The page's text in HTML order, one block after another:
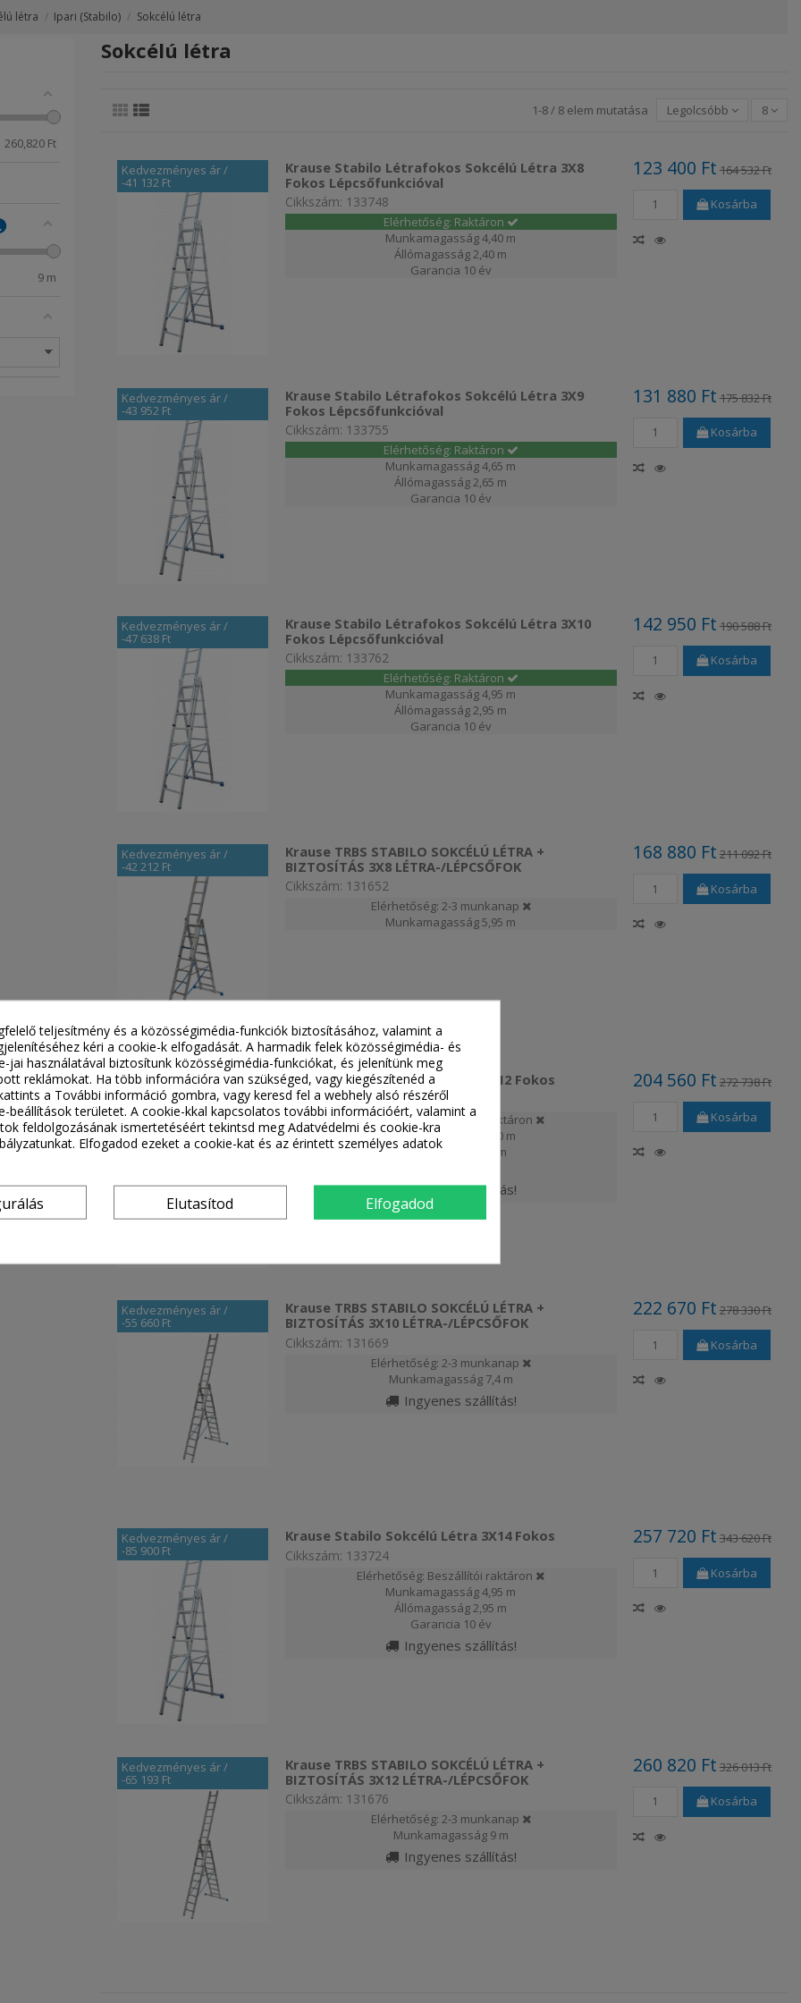
létra Ipari (Stabilo) Sokcélú létra
Sokcélú létra
1-8 / 8 elem mutatása Legolcsóbb 8
Kedvezményes ár/
-41 132 Ft
Krause Stabilo Létrafokos Sokcélú Létra 3X8
Fokos Lépcsőfunkcióval
Cikkszám: 133748
Elérhetőség: Raktáron
Munkamagasság4,40 m
Állómagasság2,40 m
Garancia 10 év
123 400 Ft 164 532 Ft
Kosárba
Kedvezményes ár/
-43 952 Ft
Krause Stabilo Létrafokos Sokcélú Létra 3X9
Fokos Lépcsőfunkcióval
Cikkszám: 133755
Elérhetőség: Raktáron
Munkamagasság4,65 m
Állómagasság2,65 m
Garancia 10 év
131 880 Ft 175 832 Ft
Kosárba
Kedvezményes ár/
-47 638 Ft
Krause Stabilo Létrafokos Sokcélú Létra 3X10
Fokos Lépcsőfunkcióval
Cikkszám: 133762
Elérhetőség: Raktáron
Munkamagasság4,95 m
Állómagasság2,95 m
Garancia 10 év
142 950 Ft 190 588 Ft
Kosárba
Kedvezményes ár/
-42 212 Ft
Krause TRBS STABILO SOKCÉLÚ LÉTRA +
BIZTOSÍTÁS 3X8 LÉTRA-/LÉPCSŐFOK
Cikkszám: 131652
Elérhetőség: 2-3 munkanap
Munkamagasság5,95 m
168 880 Ft 211 092 Ft
Kosárba
Kedvezményes ár/
-68 178 Ft
Krause Stabilo Sokcélú Létra 3X12 Fokos
Cikkszám: 133700
Elérhetőség: Beszállítói raktáron
Munkamagasság
4,40 m
Állómagasság
2,40 m
Ingyenes szállítás!
204 560 Ft 272 738 Ft
Kosárba
Kedvezményes ár/
-55 660 Ft
Krause TRBS STABILO SOKCÉLÚ LÉTRA +
BIZTOSÍTÁS 3X10 LÉTRA-/LÉPCSŐFOK
Cikkszám: 131669
Elérhetőség: 2-3 munkanap
Munkamagasság 7,4 m
Ingyenes szállítás!
222 670 Ft 278 330 Ft
Kosárba
Kedvezményes ár/
-85 900 Ft
Krause Stabilo Sokcélú Létra 3X14 Fokos
Cikkszám: 133724
Elérhetőség: Beszállítói raktáron
Munkamagasság4,95 m
Állómagasság2,95 m
Garancia 10 év
Ingyenes szállítás!
257 720 Ft 343 620 Ft
Kosárba
Kedvezményes ár/
-65 193 Ft
Krause TRBS STABILO SOKCÉLÚ LÉTRA +
BIZTOSÍTÁS 3X12 LÉTRA-/LÉPCSŐFOK
Cikkszám: 131676
Elérhetőség: 2-3 munkanap
Munkamagasság 9 m
Ingyenes szállítás!
260 820 Ft 326 013 Ft
Kosárba
260,820Ft
9m
teljesítmény és a közösségimédia-funkciók biztosításához, valamint a
kéri a cookie-k elfogadását. A harmadik felek közösségimédia- és
jai használatával biztosítunk közösségimédia-funkciókat, és jelenítünk meg
reklámokat. Ha több információra van szükséged, vagy kiegészítenéd a
a További információ gombra, vagy keresd fel a webhely alsó részéről
beállítások területet. A cookie-kkal kapcsolatos további információért, valamint a
feldolgozásának ismertetéséért tekintsd meg Adatvédelmi és cookie-kra
Elfogadod ezeket a cookie-kat és az érintett személyes adatok
Elutasítod Elfogadod